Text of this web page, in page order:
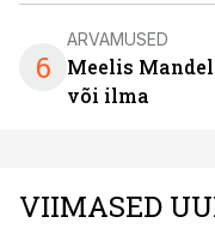
6
ARVAMUSED
Meelis
või ilma
VIIMASED